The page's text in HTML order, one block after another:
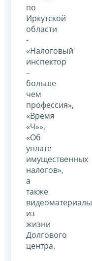
по
Иркутской
области
-
«Налоговый
инспектор
–
больше
чем
профессия»,
«Время
«Ч»»,
«Об
уплате
имущественных
налогов»,
а
также
видеоматериалы
из
жизни
Долгового
центра.